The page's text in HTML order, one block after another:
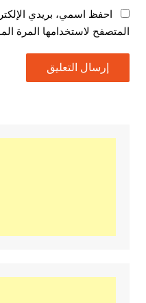
احفظ اسمي، بريدي
المتصفح لاستخدامها المرة